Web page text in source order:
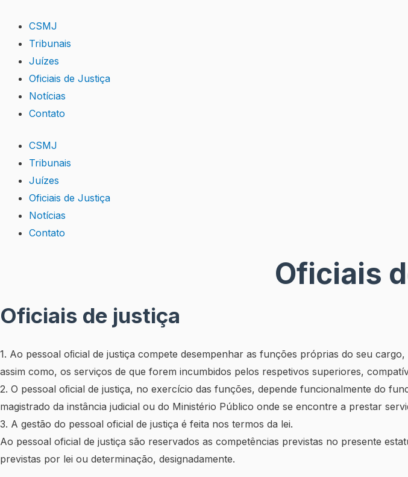
content
CSMJ
Tribunais
Juízes
Oficiais de Justiça
Notícias
Contato
CSMJ
Tribunais
Juízes
Oficiais de Justiça
Notícias
Contato
Oficiais
Oficiais de justiça
1. Ao pessoal oﬁcial de justiça compete desempenhar as funções próprias do seu
assim como, os serviços de que forem incumbidos pelos respetivos superiores,
2. O pessoal oﬁcial de justiça, no exercício das funções, depende funcionalmente do
magistrado da instância judicial ou do Ministério Público onde se encontre a prestar
3. A gestão do pessoal oficial de justiça é feita nos termos da lei.
Ao pessoal oficial de justiça são reservados as competências previstas no presente
previstas por lei ou determinação, designadamente.